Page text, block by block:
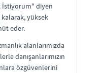
İstiyorum" diyen
kalarak, yüksek
eder.
alanlarımızda
danışanlarımızın
özgüvenlerini